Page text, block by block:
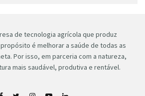
de tecnologia agrícola que produz
é melhorar a saúde de todas as
Por isso, em parceria com a natureza,
mais saudável, produtiva e rentável.